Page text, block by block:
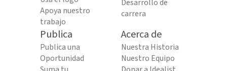
Apoya nuestro
trabajo
Desarrollo de
carrera
Publica
Publica una
Oportunidad
Acerca de
Nuestra Historia
Nuestro Equipo